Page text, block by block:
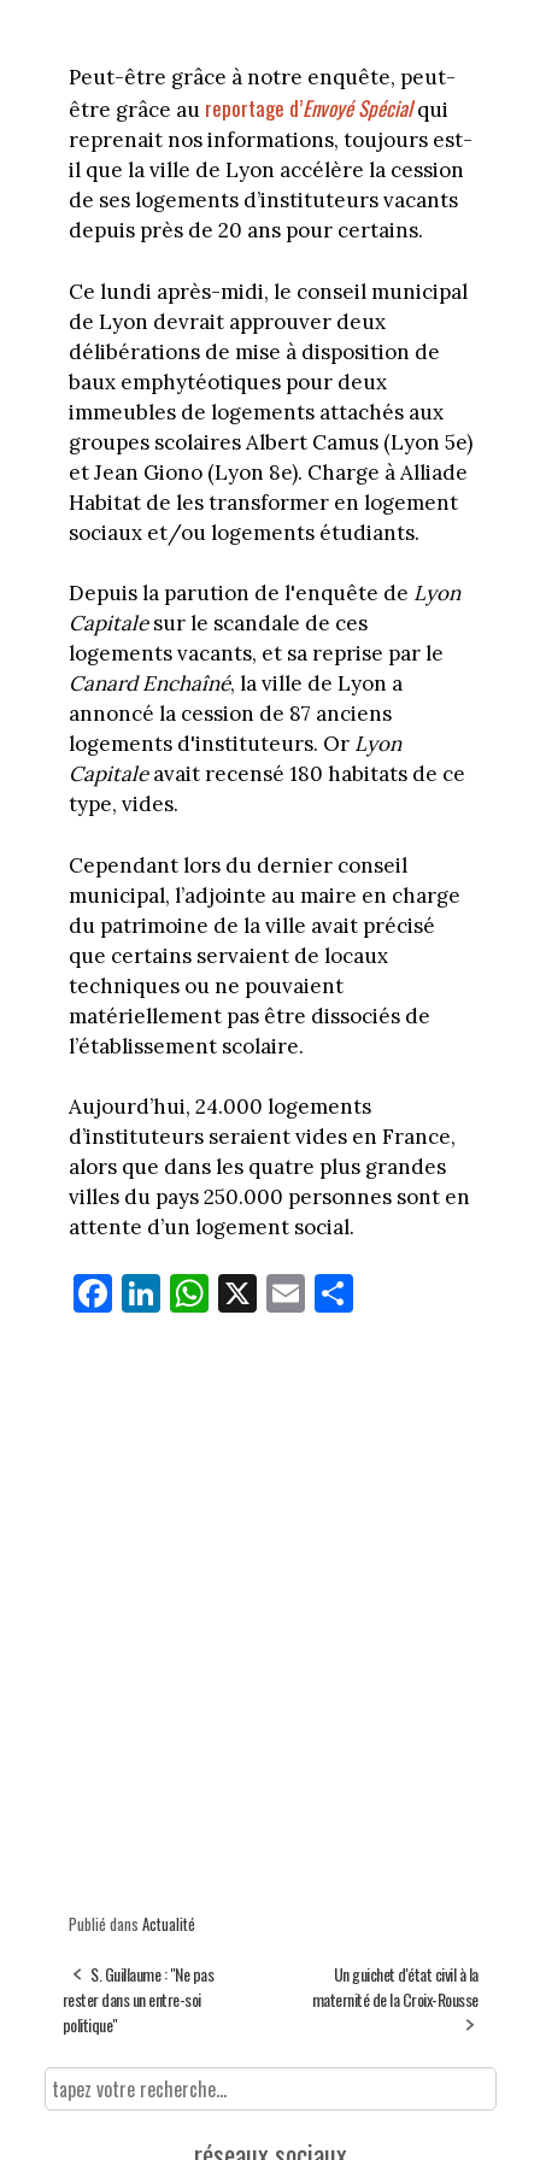
Peut-être grâce à notre enquête, peut-
être grâce au reportage d’Envoyé Spécialqui
reprenait nos informations, toujours est-
il que la ville de Lyon accélère la cession
de ses logements d’instituteurs vacants
depuis près de 20 ans pour certains.
Ce lundi après-midi, le conseil municipal
de Lyon devrait approuver deux
délibérations de mise à disposition de
baux emphytéotiques pour deux
immeubles de logements attachés aux
groupes scolaires Albert Camus (Lyon 5e)
et Jean Giono (Lyon 8e). Charge à Alliade
Habitat de les transformer en logement
sociaux et/ou logements étudiants.
Depuis la parution de l'enquête de Lyon
Capitalesur le scandale de ces
logements vacants, et sa reprise par le
Canard Enchaîné, la ville de Lyon a
annoncé la cession de 87 anciens
logements d'instituteurs. Or Lyon
Capitaleavait recensé 180 habitats de ce
type, vides.
Cependant lors du dernier conseil
municipal, l’adjointe au maire en charge
du patrimoine de la ville avait précisé
que certains servaient de locaux
techniques ou ne pouvaient
matériellement pas être dissociés de
l’établissement scolaire.
Aujourd’hui, 24.000 logements
d’instituteurs seraient vides en France,
alors que dans les quatre plus grandes
villes du pays 250.000 personnes sont en
attente d’un logement social.
Fa
ce
Li
nk
W
ha
X E
m
Pa
Publié dans Actualité
S. Guillaume : "Ne pas
rester dans un entre-soi
politique"
Un guichet d'état civil à la
maternité de la Croix-Rousse